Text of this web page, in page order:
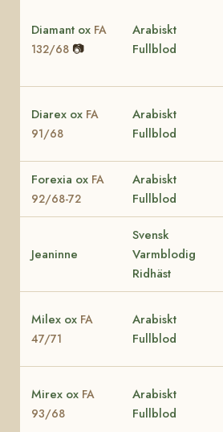
Diamant ox FA
132/68 📷
Arabiskt
Fullblod
Diarex ox FA
91/68
Arabiskt
Fullblod
Forexia ox FA
92/68-72
Arabiskt
Fullblod
Jeaninne
Svensk
Varmblodig
Ridhäst
Milex ox FA
47/71
Arabiskt
Fullblod
Mirex ox FA
93/68
Arabiskt
Fullblod